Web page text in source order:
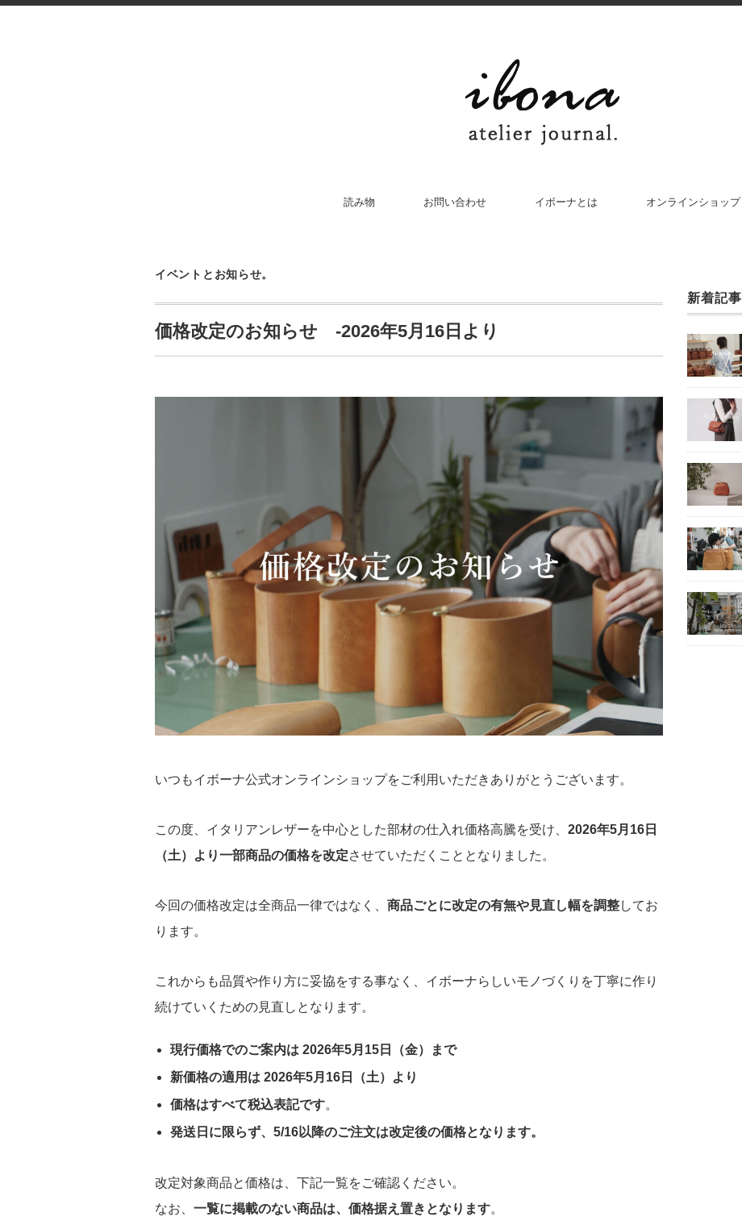
読み物 お問い合わせ イボーナとは オンラインショップ
イベントとお知らせ。
価格改定のお知らせ -2026年5月16日より
いつもイボーナ公式オンラインショップをご利用いただきありがとうございます。
この度、イタリアンレザーを中心とした部材の仕入れ価格高騰を受け、 2026年5月16日
（土）より一部商品の価格を改定させていただくこととなりました。
今回の価格改定は全商品一律ではなく、 商品ごとに改定の有無や見直し幅を調整してお
ります。
これからも品質や作り方に妥協をする事なく、イボーナらしいモノづくりを丁寧に作り
続けていくための見直しとなります。
現行価格でのご案内は 2026年5月15日（金）まで
新価格の適用は 2026年5月16日（土）より
価格はすべて税込表記です。
発送日に限らず、 5/16以降のご注文は改定後の価格となります。
改定対象商品と価格は、下記一覧をご確認ください。
なお、 一覧に掲載のない商品は、価格据え置きとなります。
新着記事